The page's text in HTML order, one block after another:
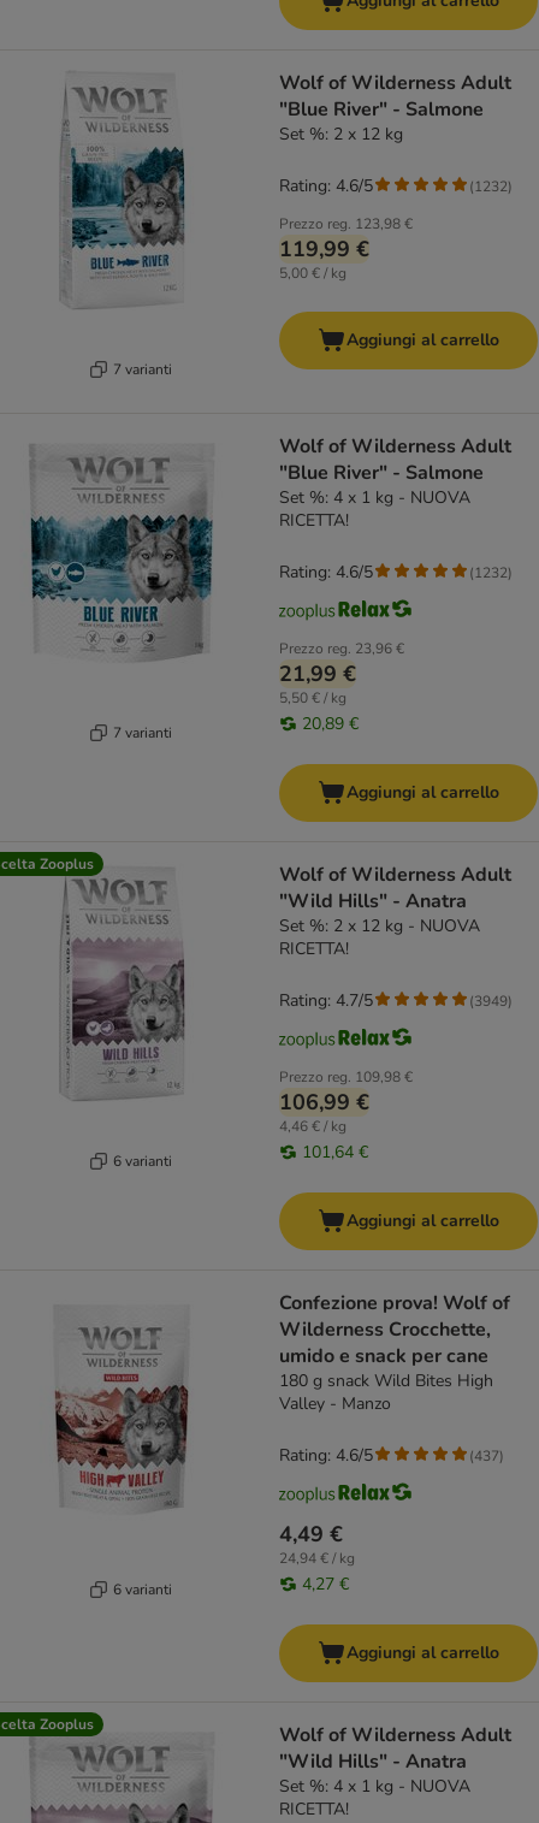
7 varianti
Wolf of Wilderness Adult
"Blue River" - Salmone
Set %: 2 x 12 kg
Prezzo reg. 123,98 €
119,99 €
5,00 € / kg
Rating: 4.6/5 (1232)
Aggiungi al carrello
7 varianti
Wolf of Wilderness Adult
"Blue River" - Salmone
Set %: 4 x 1 kg - NUOVA
RICETTA!
Prezzo reg. 23,96 €
21,99 €
5,50 € / kg
20,89 €
Rating: 4.6/5 (1232)
Aggiungi al carrello
Zooplus
6 varianti
Wolf of Wilderness Adult
"Wild Hills" - Anatra
Set %: 2 x 12 kg - NUOVA
RICETTA!
Prezzo reg. 109,98 €
106,99 €
4,46 € / kg
101,64 €
Rating: 4.7/5 (3949)
Aggiungi al carrello
6 varianti
Confezione prova! Wolf of
Wilderness Crocchette,
umido e snack per cane
180 g snack Wild Bites High
Valley - Manzo
4,49 €
24,94 € / kg
4,27 €
Rating: 4.6/5 (437)
Aggiungi al carrello
Zooplus
Wolf of Wilderness Adult
"Wild Hills" - Anatra
Set %: 4 x 1 kg - NUOVA
RICETTA!